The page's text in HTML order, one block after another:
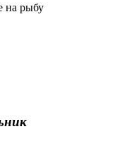
на рыбу